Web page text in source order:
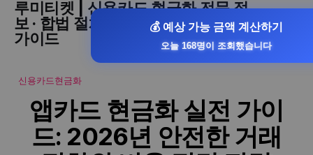
루미티켓 | 신용카드 현금화 전문 정
보 · 합법 절차 · 승인률 높은 현금화
가이드
신용카드현금화
앱카드 현금화 실전 가이
드: 2026년 안전한 거래
💰 예상 가능 금액 계산하기
오늘 168명이 조회했습니다